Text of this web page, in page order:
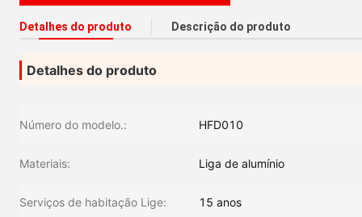
Detalhes do produto Descrição do produto
Detalhes do produto
Número do modelo.: HFD010
Materiais: Liga de alumínio
Serviços de habitação Lige: 15 anos